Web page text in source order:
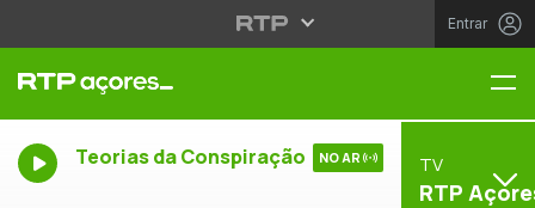
Entrar
Teorias da Conspiração NO AR TV
RTP